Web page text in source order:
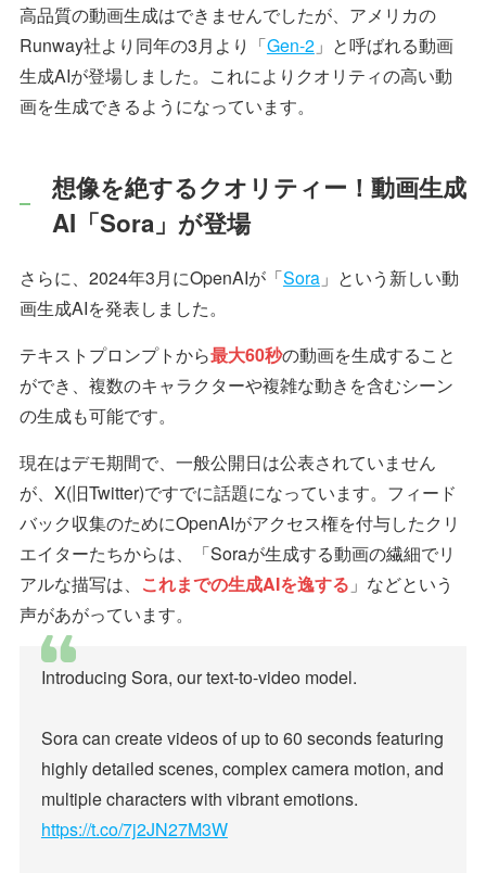
高品質の動画生成はできませんでしたが、アメリカの
Runway社より同年の3月より「Gen-2」と呼ばれる動画
生成AIが登場しました。これによりクオリティの高い動
画を生成できるようになっています。
想像を絶するクオリティー！動画生成
AI「Sora」が登場
さらに、2024年3月にOpenAIが「Sora」という新しい動
画生成AIを発表しました。
テキストプロンプトから最大60秒の動画を生成すること
ができ、複数のキャラクターや複雑な動きを含むシーン
の生成も可能です。
現在はデモ期間で、一般公開日は公表されていません
が、X(旧Twitter)ですでに話題になっています。フィード
バック収集のためにOpenAIがアクセス権を付与したクリ
エイターたちからは、「Soraが生成する動画の繊細でリ
アルな描写は、 これまでの生成AIを逸する 」などという
声があがっています。
Introducing Sora, our text-to-video model.
Sora can create videos of up to 60 seconds featuring
highly detailed scenes, complex camera motion, and
multiple characters with vibrant emotions.
https://t.co/7j2JN27M3W